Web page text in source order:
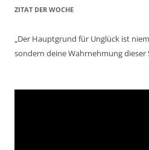
ZITAT DER WOCHE
„Der Hauptgrund für Unglück ist
sondern deine Wahrnehmung dieser